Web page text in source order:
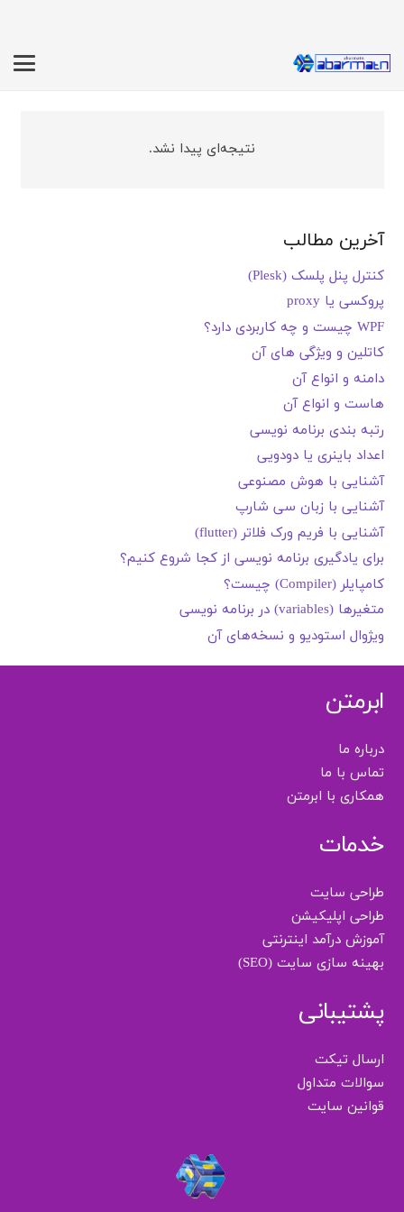
نتیجه‌ای پیدا نشد.
آخرین مطالب
کنترل پنل پلسک (Plesk)
پروکسی یا proxy
WPF چیست و چه کاربردی دارد؟
کاتلین و ویژگی های آن
دامنه و انواع آن
هاست و انواع آن
رتبه بندی برنامه نویسی
اعداد باینری یا دودویی
آشنایی با هوش مصنوعی
آشنایی با زبان سی شارپ
آشنایی با فریم ورک فلاتر (flutter)
برای یادگیری برنامه نویسی از کجا شروع کنیم؟
کامپایلر (Compiler) چیست؟
متغیرها (variables) در برنامه نویسی
ویژوال استودیو و نسخه‌های آن
ابرمتن
درباره ما
تماس با ما
همکاری با ابرمتن
خدمات
طراحی سایت
طراحی اپلیکیشن
آموزش درآمد اینترنتی
بهینه سازی سایت (SEO)
پشتیبانی
ارسال تیکت
سوالات متداول
قوانین سایت